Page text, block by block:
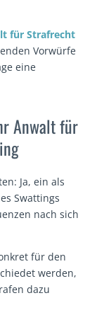
für Strafrecht
Vorwürfe
eine
Anwalt für
Ja, ein als
Swattings
nach sich
für den
werden,
dazu